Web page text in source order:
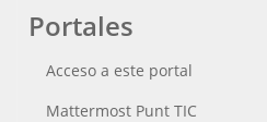
Portales
Acceso a este portal
Mattermost Punt TIC